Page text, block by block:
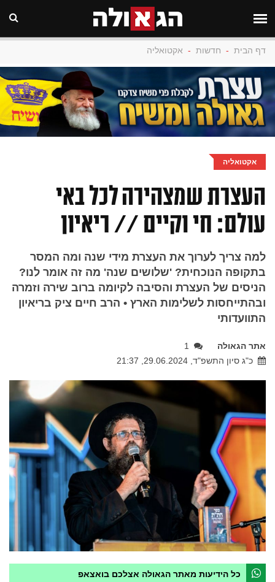
דף הבית - חדשות - אקטואליה
אקטואליה
העצרת שמצהירה לכל באי
עולם: חי וקיים // ריאיון
למה צריך לערוך את העצרת מידי שנה ומה המסר
בתקופה הנוכחית? 'שלושים שנה' מה זה אומר לנו?
הניסים של העצרת והסיבה לקיומה ברוב שירה וזמרה
ובהתייחסות לשלימות הארץ • הרב חיים ציק בריאיון
התוועדותי
אתר הגאולה
1
כ"ג סיון התשפ"ד, 29.06.2024, 21:37
כל הידיעות מאתר הגאולה אצלכם בואצאפ